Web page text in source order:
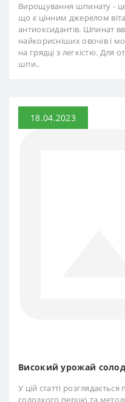
Вирощування шпинату -
що є цінним джерелом
антиоксидантів. Шпинат
найкорисніших овочів і
на грядці з легкістю.
шпи..
18.04.2023
Високий урожай
У цій статті
солодкого перцю та